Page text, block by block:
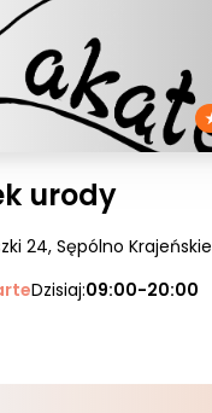
urody
24, Sępólno Krajeńskie
Dzisiaj:09:00-20:00